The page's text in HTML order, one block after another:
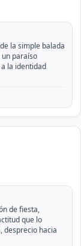
la simple balada
paraíso
la identidad
de fiesta,
que lo
desprecio hacia